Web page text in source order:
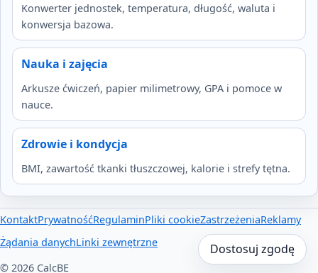
Konwerter jednostek, temperatura, długość, waluta i
konwersja bazowa.
Nauka i zajęcia
Arkusze ćwiczeń, papier milimetrowy, GPA i pomoce w
nauce.
Zdrowie i kondycja
BMI, zawartość tkanki tłuszczowej, kalorie i strefy tętna.
KontaktPrywatnośćRegulaminPliki cookieZastrzeżeniaReklamy
Żądania danychLinki zewnętrzne
© 2026 CalcBE
Dostosuj zgodę